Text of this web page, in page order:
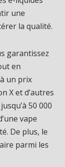
une
la qualité.
garantissez
en
à un prix
X et d’autres
50 000
vape
De plus, le
parmi les